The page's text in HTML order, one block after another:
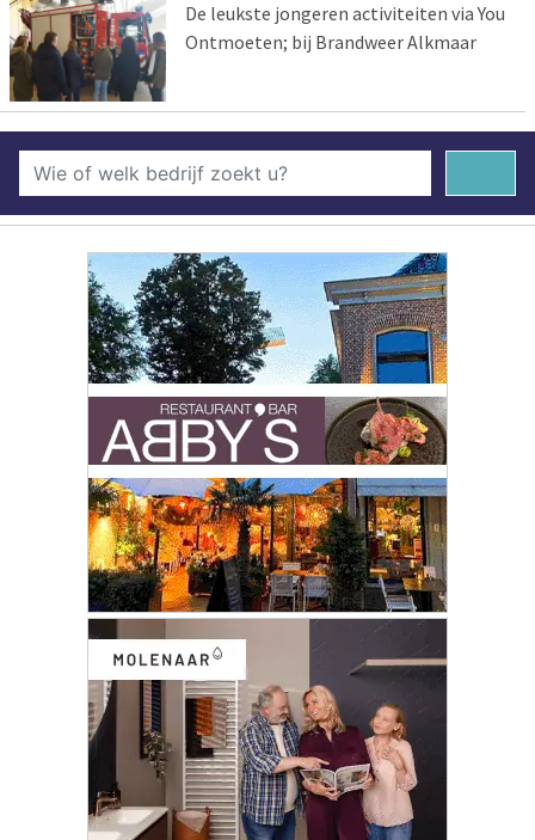
De leukste jongeren activiteiten via You
Ontmoeten; bij Brandweer Alkmaar